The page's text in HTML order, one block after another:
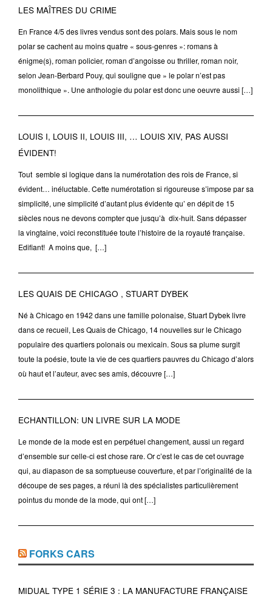
LES MAÎTRES DU CRIME
En France 4/5 des livres vendus sont des polars. Mais sous le nom
polar se cachent au moins quatre « sous-genres »: romans à
énigme(s), roman policier, roman d’angoisse ou thriller, roman noir,
selon Jean-Berbard Pouy, qui souligne que » le polar n’est pas
monolithique ». Une anthologie du polar est donc une oeuvre aussi […]
LOUIS I, LOUIS II, LOUIS III, … LOUIS XIV, PAS AUSSI
ÉVIDENT!
Tout semble si logique dans la numérotation des rois de France, si
évident… inéluctable. Cette numérotation si rigoureuse s’impose par sa
simplicité, une simplicité d’autant plus évidente qu’ en dépit de 15
siècles nous ne devons compter que jusqu’à dix-huit. Sans dépasser
la vingtaine, voici reconstituée toute l’histoire de la royauté française.
Edifiant! A moins que, […]
LES QUAIS DE CHICAGO , STUART DYBEK
Né à Chicago en 1942 dans une famille polonaise, Stuart Dybek livre
dans ce recueil, Les Quais de Chicago, 14 nouvelles sur le Chicago
populaire des quartiers polonais ou mexicain. Sous sa plume surgit
toute la poésie, toute la vie de ces quartiers pauvres du Chicago d’alors
où haut et l’auteur, avec ses amis, découvre […]
ECHANTILLON: UN LIVRE SUR LA MODE
Le monde de la mode est en perpétuel changement, aussi un regard
d’ensemble sur celle-ci est chose rare. Or c’est le cas de cet ouvrage
qui, au diapason de sa somptueuse couverture, et par l’originalité de la
découpe de ses pages, a réuni là des spécialistes particulièrement
pointus du monde de la mode, qui ont […]
FORKS CARS
MIDUAL TYPE 1 SÉRIE 3 : LA MANUFACTURE FRANÇAISE